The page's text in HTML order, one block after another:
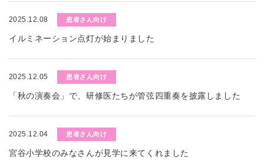
2025.12.08 患者さん向け
イルミネーション点灯が始まりました
2025.12.05 患者さん向け
「秋の演奏会」で、研修医たちが管弦四重奏を披露しました
2025.12.04 患者さん向け
宮谷小学校のみなさんが見学に来てくれました